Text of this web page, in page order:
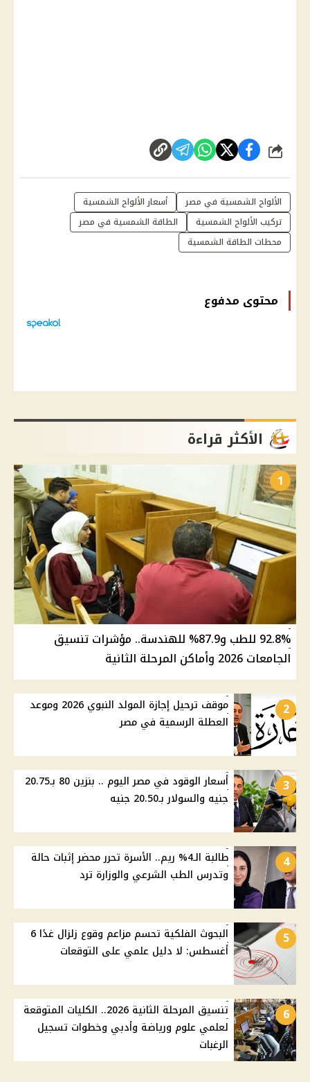
شارك
الألواح الشمسية في مصر
أسعار الألواح الشمسية
تركيب الألواح الشمسية
الطاقة الشمسية في مصر
محطات الطاقة الشمسية
محتوى مدفوع
الأكثر قراءة
1
92.8% للطب و87.9% للهندسة.. مؤشرات تنسيق
الجامعات 2026 وأماكن المرحلة الثانية
2
موقف ترحيل إجازة المولد النبوي 2026 وموعد
العطلة الرسمية في مصر
3
أسعار الوقود في مصر اليوم .. بنزين 80 بـ20.75
جنيه والسولار بـ20.50 جنيه
4
طالبة الـ4% ريم.. الأسرة تحرر محضر إثبات حالة
وتدرس الطب الشرعي والوزارة ترد
5
البحوث الفلكية تحسم مزاعم وقوع زلزال غدًا 6
أغسطس: لا دليل علمي على التوقعات
6
تنسيق المرحلة الثانية 2026.. الكليات المتوقعة
لعلمي علوم ورياضة وأدبي وخطوات تسجيل
الرغبات